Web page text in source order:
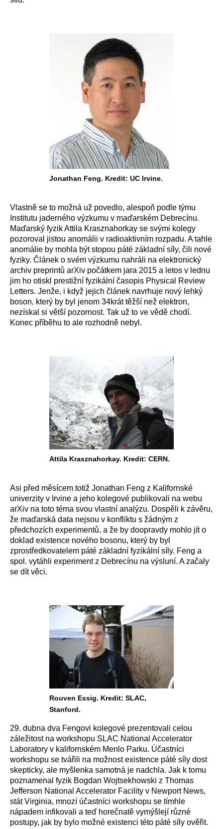
Jonathan Feng. Kredit: UC Irvine.
Vlastně se to možná už povedlo, alespoň podle týmu
Institutu jaderného výzkumu v maďarském Debrecínu.
Maďarský fyzik Attila Krasznahorkay se svými kolegy
pozoroval jistou anomálii v radioaktivním rozpadu. A tahle
anomálie by mohla být stopou páté základní síly, čili nové
fyziky. Článek o svém výzkumu nahráli na elektronický
archiv preprintů arXiv počátkem jara 2015 a letos v lednu
jim ho otiskl prestižní fyzikální časopis Physical Review
Letters. Jenže, i když jejich článek navrhuje nový lehký
boson, který by byl jenom 34krát těžší než elektron,
nezískal si větší pozornost. Tak už to ve vědě chodí.
Konec příběhu to ale rozhodně nebyl.
Attila Krasznahorkay. Kredit: CERN.
Asi před měsícem totiž Jonathan Feng z Kalifornské
univerzity v Irvine a jeho kolegové publikovali na webu
arXiv na toto téma svou vlastní analýzu. Dospěli k závěru,
že maďarská data nejsou v konfliktu s žádným z
předchozích experimentů, a že by doopravdy mohlo jít o
doklad existence nového bosonu, který by byl
zprostředkovatelem páté základní fyzikální síly. Feng a
spol. vytáhli experiment z Debrecínu na výsluní. A začaly
se dít věci.
Rouven Essig. Kredit: SLAC,
Stanford.
29. dubna dva Fengovi kolegové prezentovali celou
záležitost na workshopu SLAC National Accelerator
Laboratory v kalifornském Menlo Parku. Účastníci
workshopu se tvářili na možnost existence páté síly dost
skepticky, ale myšlenka samotná je nadchla. Jak k tomu
poznamenal fyzik Bogdan Wojtsekhowski z Thomas
Jefferson National Accelerator Facility v Newport News,
stát Virginia, mnozí účastníci workshopu se tímhle
nápadem infikovali a teď horečnatě vymýšlejí různé
postupy, jak by bylo možné existenci této páté síly ověřit.